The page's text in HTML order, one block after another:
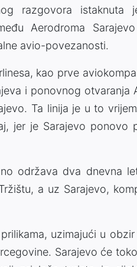
razgovora istaknuta
Aerodroma
avio-povezanosti.
kao prve
i ponovnog otvaranja
Ta linija je u to
jer je Sarajevo ponovo
održava dva dnevna
a uz Sarajevo,
uzimajući u
Sarajevo će